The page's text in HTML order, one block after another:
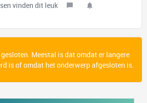
vinden dit leuk
Meestal is dat omdat er langere
is of omdat het onderwerp afgesloten is.